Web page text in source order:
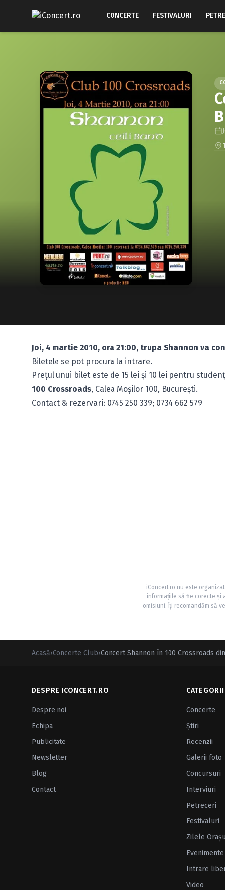
CONCERTE FESTIVALURI
Joi, 4 martie 2010, ora 21:00, trupa Shannon va
Biletele se pot procura la intrare.
Preţul unui bilet este de 15 lei şi 10 lei pentru
100 Crossroads, Calea Moşilor 100, Bucureşti.
Contact & rezervari: 0745 250 339; 0734 662 579
iConcert.ro nu este
informațiile să fie corecte și
omisiuni. Îți recomandăm să
Acasă›Concerte Club›Concert Shannon în 100 Crossroads
DESPRE ICONCERT.RO
Despre noi
Echipa
Publicitate
Newsletter
Blog
Contact
CATEGORII
Concerte
Ştiri
Recenzii
Galerii foto
Concursuri
Interviuri
Petreceri
Festivaluri
Zilele
Evenimente
Intrare
Video